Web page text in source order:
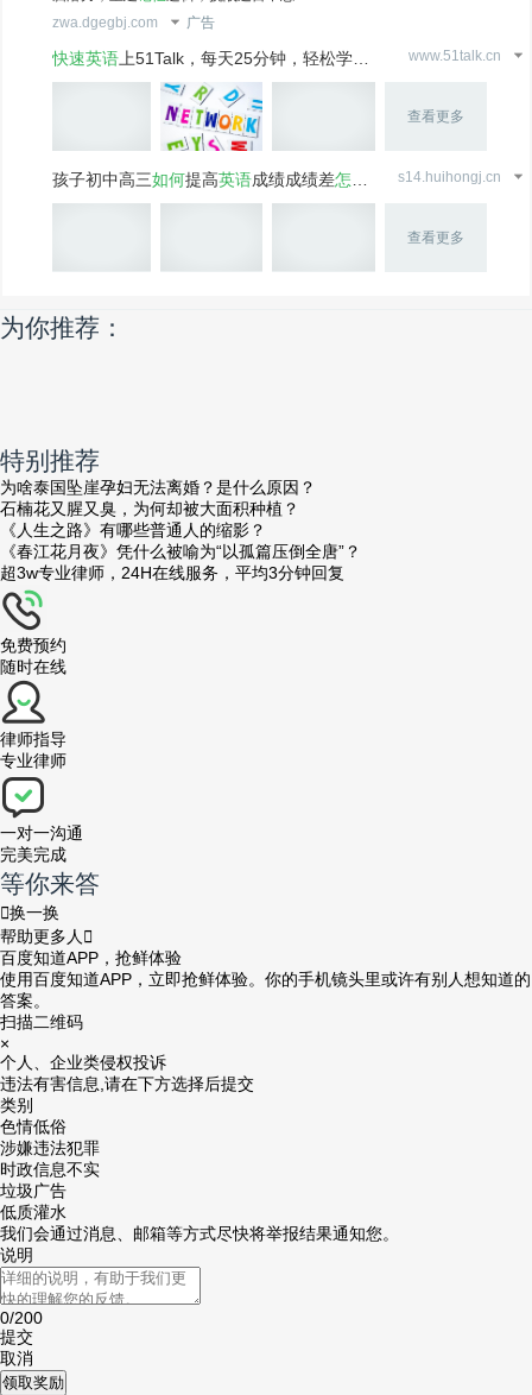
zwa.dgegbj.com
广告
快速英语上51Talk，每天25分钟，轻松学英语 www.51talk.cn
查看更多
孩子初中高三如何提高英语成绩成绩差怎么 办?学霸逆袭..
s14.huihongj.cn
查看更多
为你推荐：
特别推荐
为啥泰国坠崖孕妇无法离婚？是什么原因？
石楠花又腥又臭，为何却被大面积种植？
《人生之路》有哪些普通人的缩影？
《春江花月夜》凭什么被喻为“以孤篇压倒全唐”？
超3w专业律师，24H在线服务，平均3分钟回复
免费预约
随时在线
律师指导
专业律师
一对一沟通
完美完成
等你来答
换一换
帮助更多人
百度知道APP，抢鲜体验
使用百度知道APP，立即抢鲜体验。你的手机镜头里或许有别人想知道的
答案。
扫描二维码
×
个人、企业类侵权投诉
违法有害信息,请在下方选择后提交
类别
色情低俗
涉嫌违法犯罪
时政信息不实
垃圾广告
低质灌水
我们会通过消息、邮箱等方式尽快将举报结果通知您。
说明
0/200
提交
取消
领取奖励